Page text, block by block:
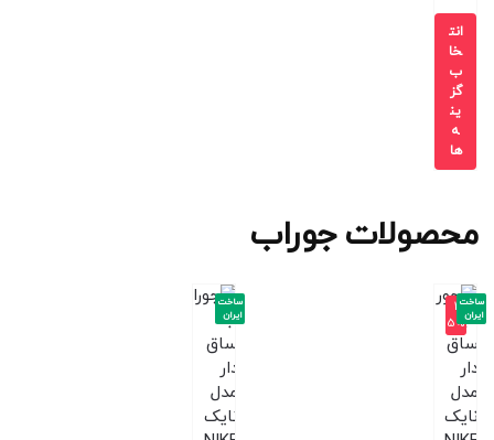
انت
خا
ب
گز
ین
ه
ها
محصولات جوراب
-3
5%
ساخت
ایران
ساخت
ایران